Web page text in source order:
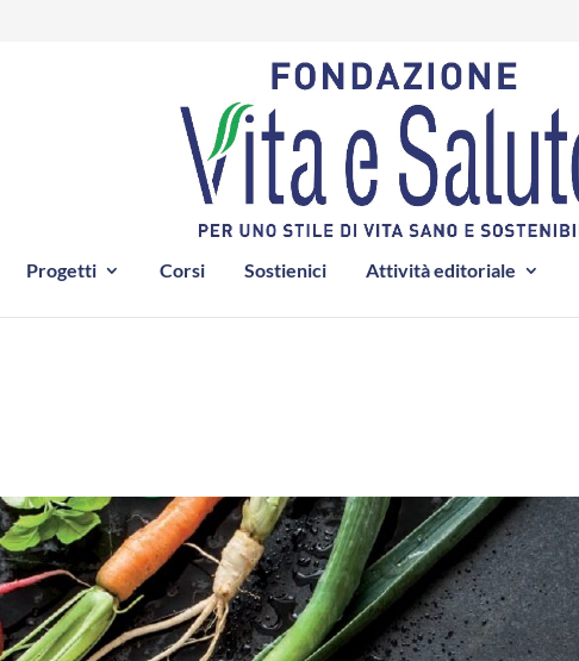
Progetti Corsi Sostienici Attività editoriale